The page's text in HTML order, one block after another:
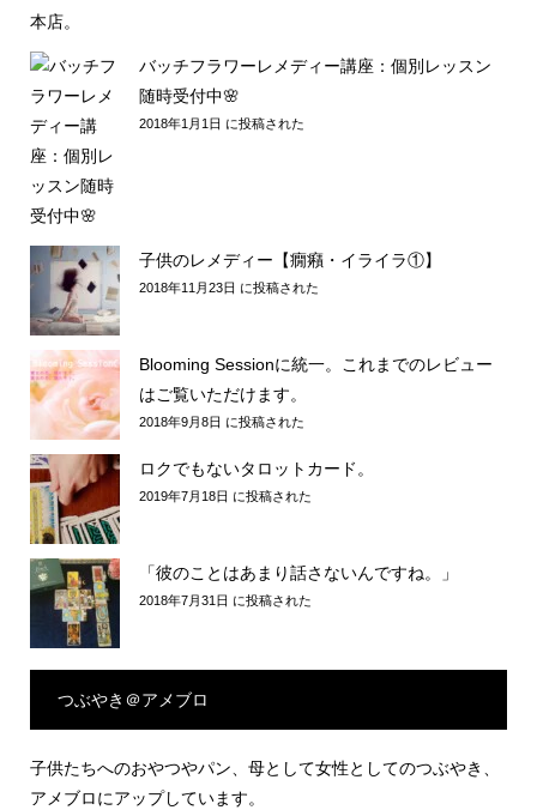
バッチフラワーレメディー講座：個別レッスン
随時受付中🌸
2018年1月1日 に投稿された
子供のレメディー【癇癪・イライラ①】
2018年11月23日 に投稿された
Blooming Sessionに統一。これまでのレビュー
はご覧いただけます。
2018年9月8日 に投稿された
ロクでもないタロットカード。
2019年7月18日 に投稿された
「彼のことはあまり話さないんですね。」
2018年7月31日 に投稿された
つぶやき＠アメブロ
子供たちへのおやつやパン、母として女性としてのつぶやき、
アメブロにアップしています。